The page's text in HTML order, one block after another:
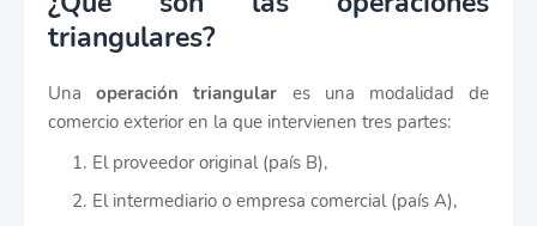
triangulares?
Unaoperación triangular es una modalidad de
comercio exterior en la que intervienen tres partes:
El proveedor original (país B),
El intermediario o empresa comercial (país A),